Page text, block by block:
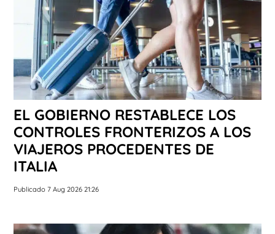
EL GOBIERNO RESTABLECE LOS
CONTROLES FRONTERIZOS A LOS
VIAJEROS PROCEDENTES DE
ITALIA
Publicado 7 Aug 2026 21:26